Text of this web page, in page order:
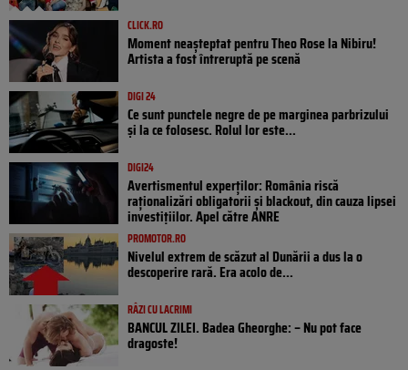
CLICK.RO
Moment neașteptat pentru Theo Rose la Nibiru!
Artista a fost întreruptă pe scenă
DIGI 24
Ce sunt punctele negre de pe marginea parbrizului
și la ce folosesc. Rolul lor este...
DIGI24
Avertismentul experților: România riscă
raționalizări obligatorii și blackout, din cauza lipsei
investițiilor. Apel către ANRE
PROMOTOR.RO
Nivelul extrem de scăzut al Dunării a dus la o
descoperire rară. Era acolo de...
RÂZI CU LACRIMI
BANCUL ZILEI. Badea Gheorghe: – Nu pot face
dragoste!